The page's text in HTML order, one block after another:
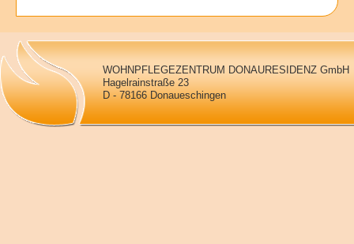
WOHNPFLEGEZENTRUM DONAURESIDENZ GmbH
Hagelrainstraße 23
D - 78166 Donaueschingen